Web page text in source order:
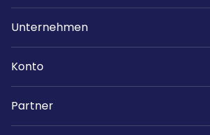
Unternehmen
Konto
Partner